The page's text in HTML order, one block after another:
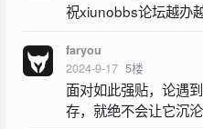
祝xiunobbs论坛越办
faryou
2024-9-17 5楼
面对如此强贴，论遇
存，就绝不会让它沉